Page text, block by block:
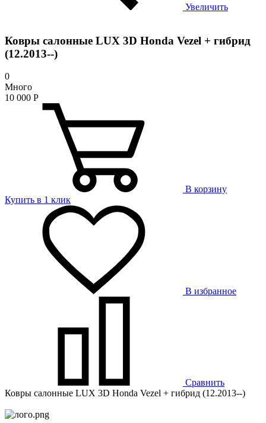
Увеличить
Ковры салонные LUX 3D Honda Vezel + гибрид
(12.2013--)
0
Много
10 000 Р
В корзину
Купить в 1 клик
В избранное
Сравнить
Ковры салонные LUX 3D Honda Vezel + гибрид (12.2013--)